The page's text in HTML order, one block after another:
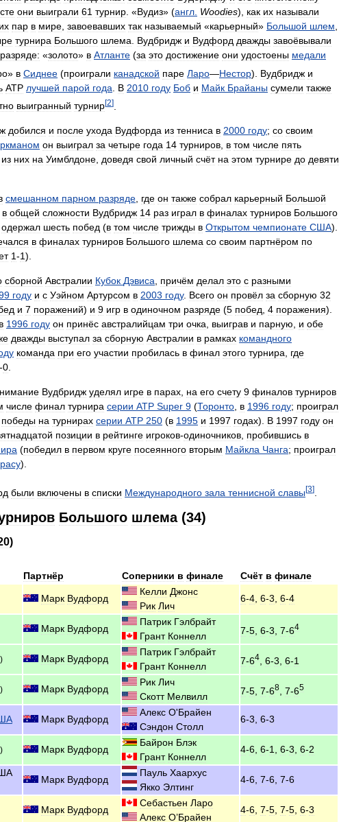
они выиграли 61 турнир . «Вудиз» (англ Woodies), как их называли
пар в мире завоевавших так называемый «карьерный» Большой шлем
турнира Большого шлема Вудбридж и Вудфорд дважды завоёвывали
разряде: «золото» в Атланте (за это достижение они удостоены медали
» в Сиднее (проиграли канадской паре Ларо—Нестор). Вудбридж и
АТР лучшей парой года В 2010 году Боб и Майк Брайаны сумели также
выигранный турнир[2]
добился и после ухода Вудфорда из тенниса в 2000 году; со своим
он выиграл за четыре года 14 турниров, в том числе пять
из них на Уимблдоне, доведя свой личный счёт на этом турнире до девяти
смешанном парном разряде, где он также собрал карьерный Большой
в общей сложности Вудбридж 14 раз играл в финалах турниров Большого
одержал шесть побед (в том числе трижды в Открытом чемпионате США).
в финалах турниров Большого шлема со своим партнёром по
1-1).
сборной Австралии Кубок Дэвиса, причём делал это с разными
году и с Уэйном Артурсом в 2003 году. Всего он провёл за сборную 32
и 7 поражений) и 9 игр в одиночном разряде (5 побед, 4 поражения).
в 1996 году он принёс австралийцам три очка, выиграв и парную, и обе
дважды выступал за сборную Австралии в рамках командного
команда при его участии пробилась в финал этого турнира, где
-0.
Вудбридж уделял игре в парах, на его счету 9 финалов турниров
числе финал турнира серии ATP Super 9 (Торонто, в 1996 году; проиграл
победы на турнирах серии АТР 250 (в 1995 и 1997 годах). В 1997 году он
позиции в рейтинге игроков-одиночников, пробившись в
(победил в первом круге посеянного вторым Майкла Чанга; проиграл
).
были включены в списки Международного зала теннисной славы [3]
Большого шлема(34)
)
Партнёр Соперники в финале Счёт в финале
Марк Вудфорд
Келли Джонс
Рик Лич
6-4 6-3 6-4
Марк Вудфорд
Патрик Гэлбрайт
Грант Коннелл
7-5 6-3 7-64
) Марк Вудфорд
Патрик Гэлбрайт
Грант Коннелл
7-64 6-3 6-1
) Марк Вудфорд
Рик Лич
Скотт Мелвилл
7-5 7-68 7-65
Марк Вудфорд
Алекс О'Брайен
Сэндон Столл
6-3 6-3
) Марк Вудфорд
Байрон Блэк
Грант Коннелл
4-6 6-1 6-3 6-2
Марк Вудфорд
Пауль Хаархус
Якко Элтинг
4-6 7-6 7-6
Марк Вудфорд
Себастьен Ларо
Алекс О’Брайен
4-6 7-5 7-5 6-3